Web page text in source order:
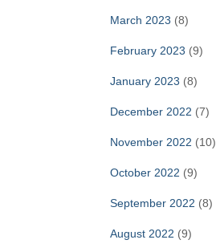
March 2023 (8)
February 2023 (9)
January 2023 (8)
December 2022 (7)
November 2022 (10)
October 2022 (9)
September 2022 (8)
August 2022 (9)